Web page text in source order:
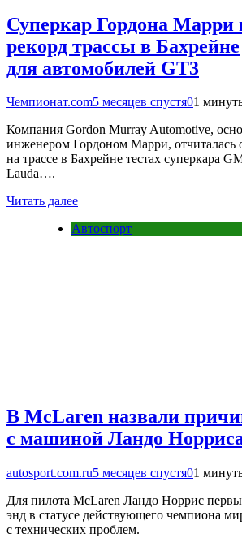
Суперкар Гордона Марри
рекорд трассы в Бахрейне
для автомобилей GT3
Чемпионат.com5 месяцев спустя01
Компания Gordon Murray Automotive,
инженером Гордоном Марри,
на трассе в Бахрейне тестах суперкара
Lauda….
Читать далее
Автоспорт
В McLaren назвали
с машиной Ландо
autosport.com.ru5 месяцев спустя01
Для пилота McLaren Ландо Норрис
энд в статусе действующего чемпиона
с технических проблем.